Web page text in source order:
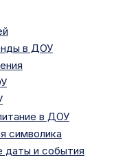
в ДОУ
в ДОУ
символика
даты и события